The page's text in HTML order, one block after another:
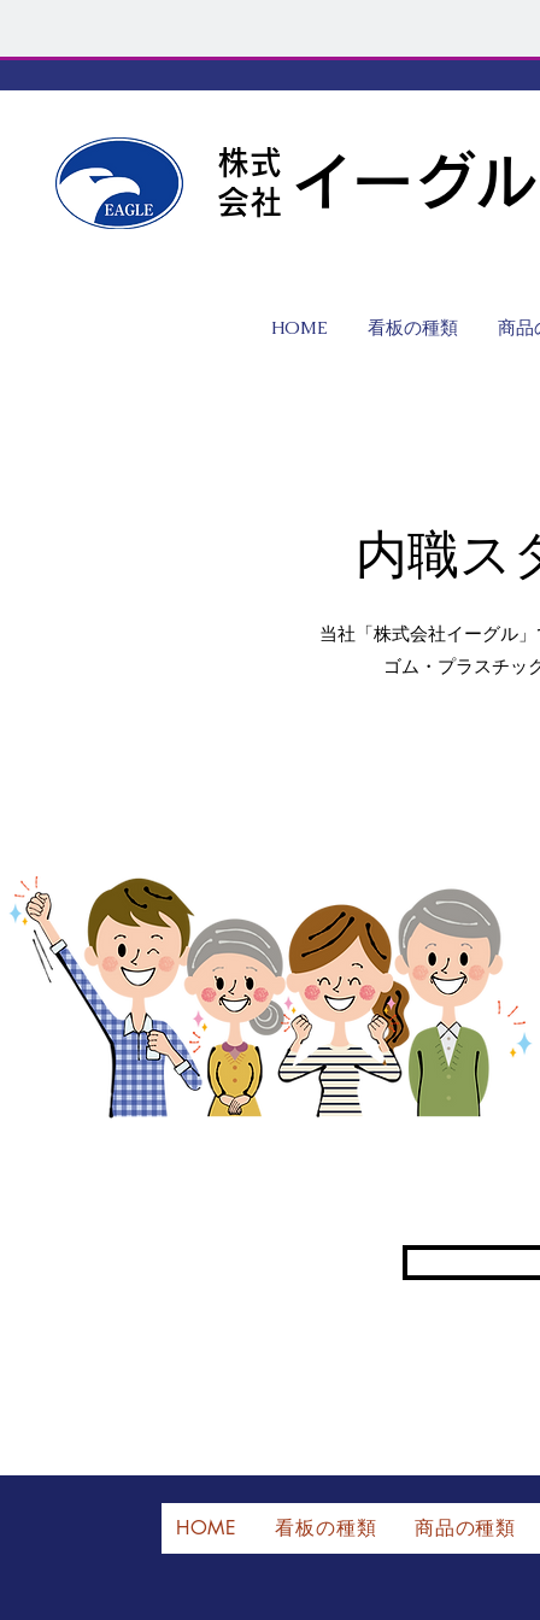
株式
会社 イーグル
HOME 看板の種類 商品
内職ス
当社「株式会社イーグル
ゴム・プラスチッ
HOME 看板の種類 商品の種類